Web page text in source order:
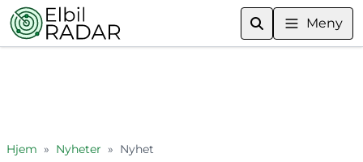
Meny
Hjem » Nyheter » Nyhet